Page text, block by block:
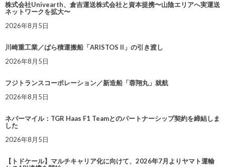
株式会社Univearth、倉吉運送株式会社と資本提携〜山陰エリアへ実運送
ネットワークを拡大〜
2026年8月5日
川崎重工業／ばら積運搬船「ARISTOS II」の引き渡し
2026年8月5日
フジトランスコーポレーション／新造船「蓉翔丸」就航
2026年8月5日
ネバーマイル：TGR Haas F1 Teamとのパートナーシップ契約を締結しま
した
2026年8月5日
【トドケール】マルチキャリア化に向けて、2026年7月よりヤマト運輸